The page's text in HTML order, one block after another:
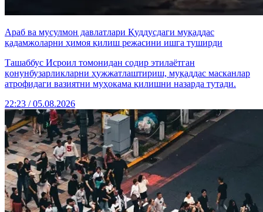
Араб ва мусулмон давлатлари Қуддусдаги муқаддас
қадамжоларни ҳимоя қилиш режасини ишга туширди
Ташаббус Исроил томонидан содир этилаётган
қонунбузарликларни ҳужжатлаштириш, муқаддас масканлар
атрофидаги вазиятни муҳокама қилишни назарда тутади.
22:23 / 05.08.2026